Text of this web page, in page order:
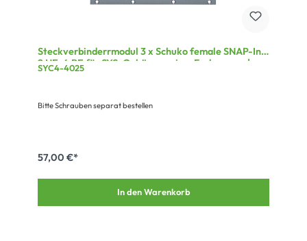
Steckverbinderrmodul 3 x Schuko female SNAP-In,
2 HE, 4 BE für SYS-Gehäuseserien, Farbe: grau |
SYCFB24-3SCHU
SYC4-4025
Bitte Schrauben separat bestellen
57,00 €*
In den Warenkorb